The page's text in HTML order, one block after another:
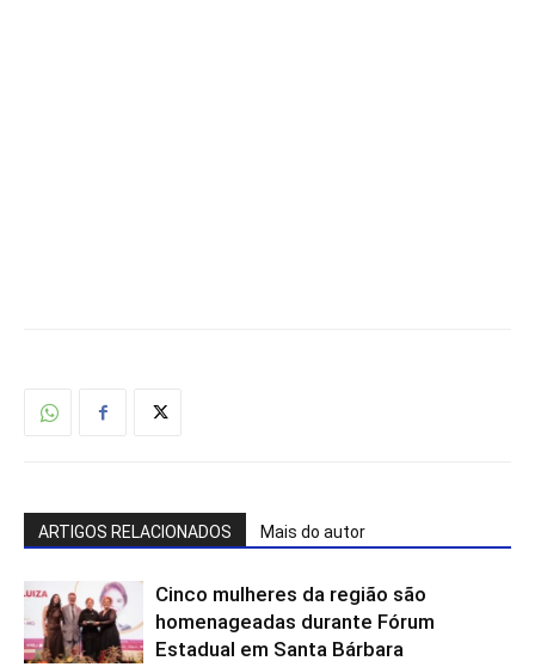
ARTIGOS RELACIONADOS Mais do autor
Cinco mulheres da região são
homenageadas durante Fórum
Estadual em Santa Bárbara